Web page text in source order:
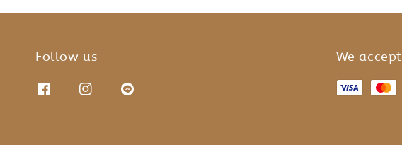
Follow us We accept